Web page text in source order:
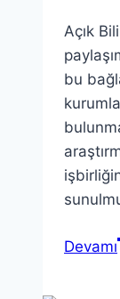
Açık
bu
Devamı